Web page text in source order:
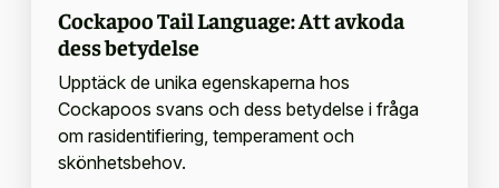
Cockapoo Tail Language: Att avkoda
dess betydelse
Upptäck de unika egenskaperna hos
Cockapoos svans och dess betydelse i fråga
om rasidentifiering, temperament och
skönhetsbehov.